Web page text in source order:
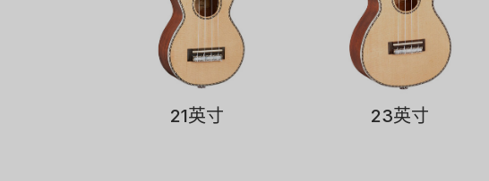
21英寸 23英寸